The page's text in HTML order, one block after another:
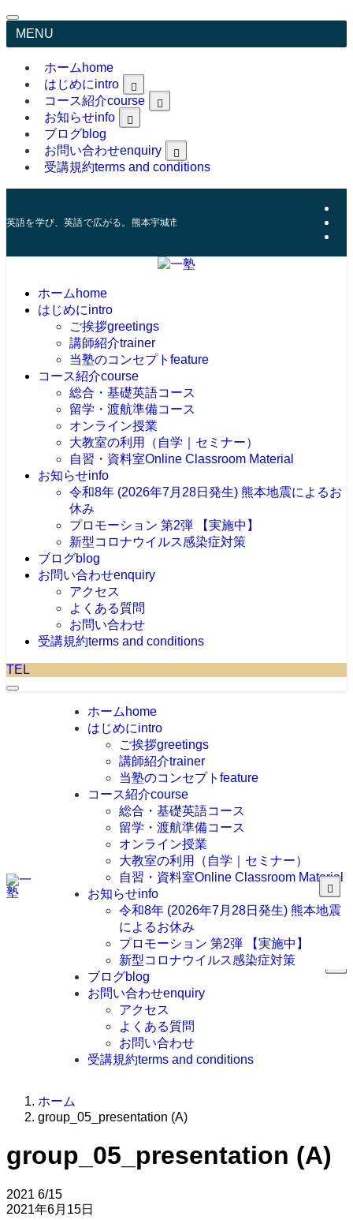
MENU
ホーム home
はじめにintro
greetings
trainer
コース紹介course
お知らせinfo
ブログblog
お問い合わせenquiry
受講規約terms and conditions
英語を学び、英語で広がる。熊本宇城市にある英語コーチング塾。
ホーム home
はじめにintro
ご挨拶greetings
講師紹介trainer
当塾のコンセプト feature
コース紹介course
総合・基礎英語コース
留学・渡航準備コース
オンライン授業
大教室の利用（自学｜セミナー）
自習・資料室Online Classroom Material
お知らせinfo
令和8年 (2026年7月28日発生) 熊本地震によるお
休み
プロモーション 第2弾 【実施中】
新型コロナウイルス感染症対策
ブログblog
お問い合わせenquiry
アクセス
よくある質問
お問い合わせ
受講規約terms and conditions
TEL
ホーム home
はじめにintro
ご挨拶greetings
講師紹介trainer
当塾のコンセプト feature
コース紹介course
総合・基礎英語コース
留学・渡航準備コース
オンライン授業
大教室の利用（自学｜セミナー）
自習・資料室Online Classroom Material
お知らせinfo
令和8年 (2026年7月28日発生) 熊本地震
によるお休み
プロモーション 第2弾 【実施中】
新型コロナウイルス感染症対策
ブログblog
お問い合わせenquiry
アクセス
よくある質問
お問い合わせ
受講規約terms and conditions
ホーム
group_05_presentation (A)
group_05_presentation (A)
2021 6/15
2021年6月15日